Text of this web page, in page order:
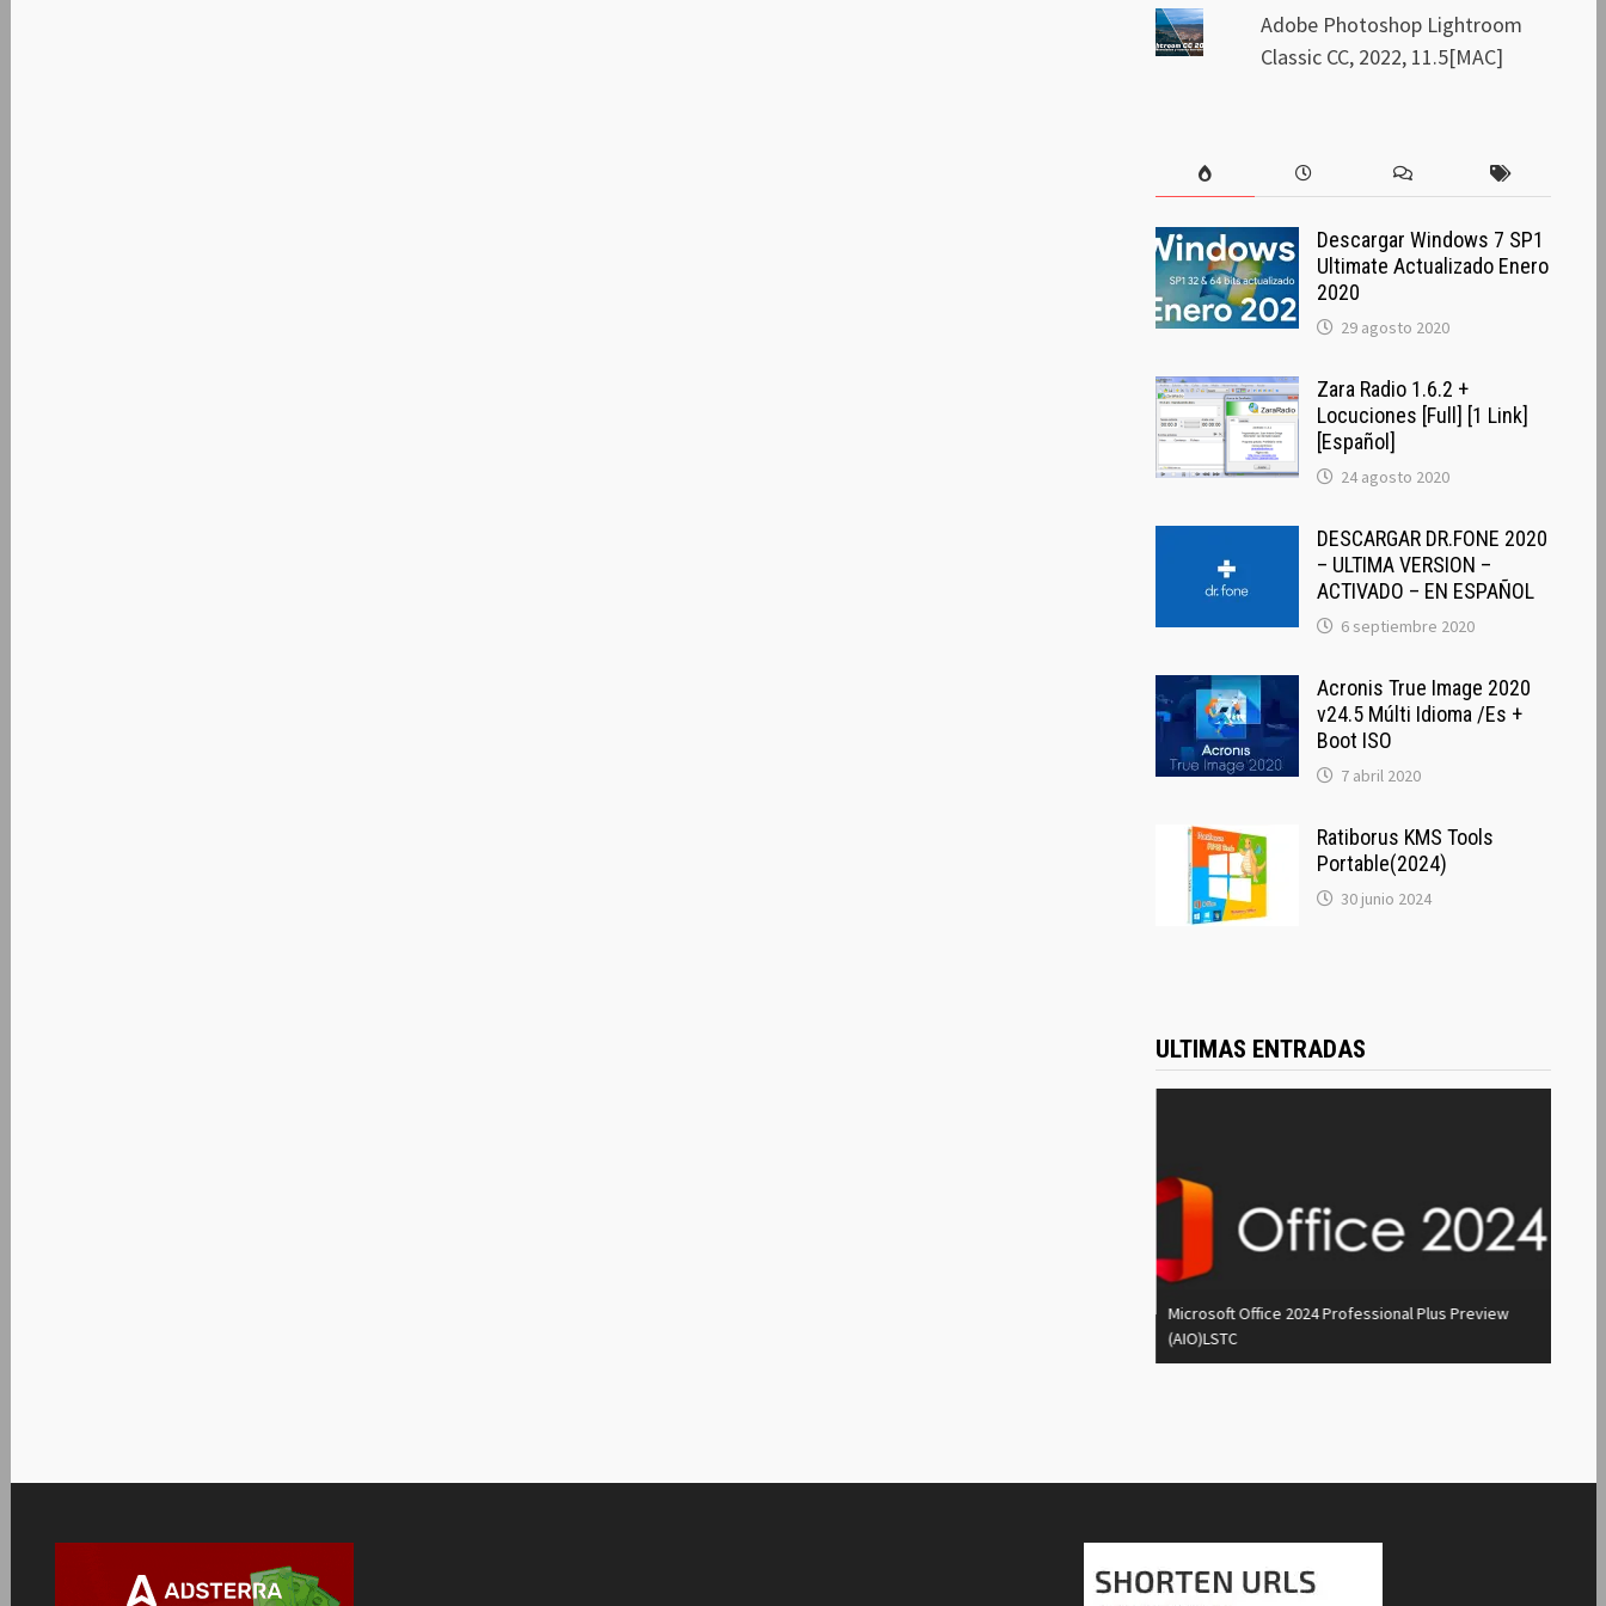
Adobe Photoshop Lightroom
Classic CC, 2022, 11.5[MAC]
Descargar Windows 7 SP1
Ultimate Actualizado Enero
2020
29 agosto 2020
Zara Radio 1.6.2 +
Locuciones [Full] [1 Link]
[Español]
24 agosto 2020
DESCARGAR DR.FONE 2020
– ULTIMA VERSION –
ACTIVADO – EN ESPAÑOL
6 septiembre 2020
Acronis True Image 2020
v24.5 Múlti Idioma /Es +
Boot ISO
7 abril 2020
Ratiborus KMS Tools
Portable(2024)
30 junio 2024
ULTIMAS ENTRADAS
Microsoft Office 2024 Professional Plus Preview
(AIO)LSTC